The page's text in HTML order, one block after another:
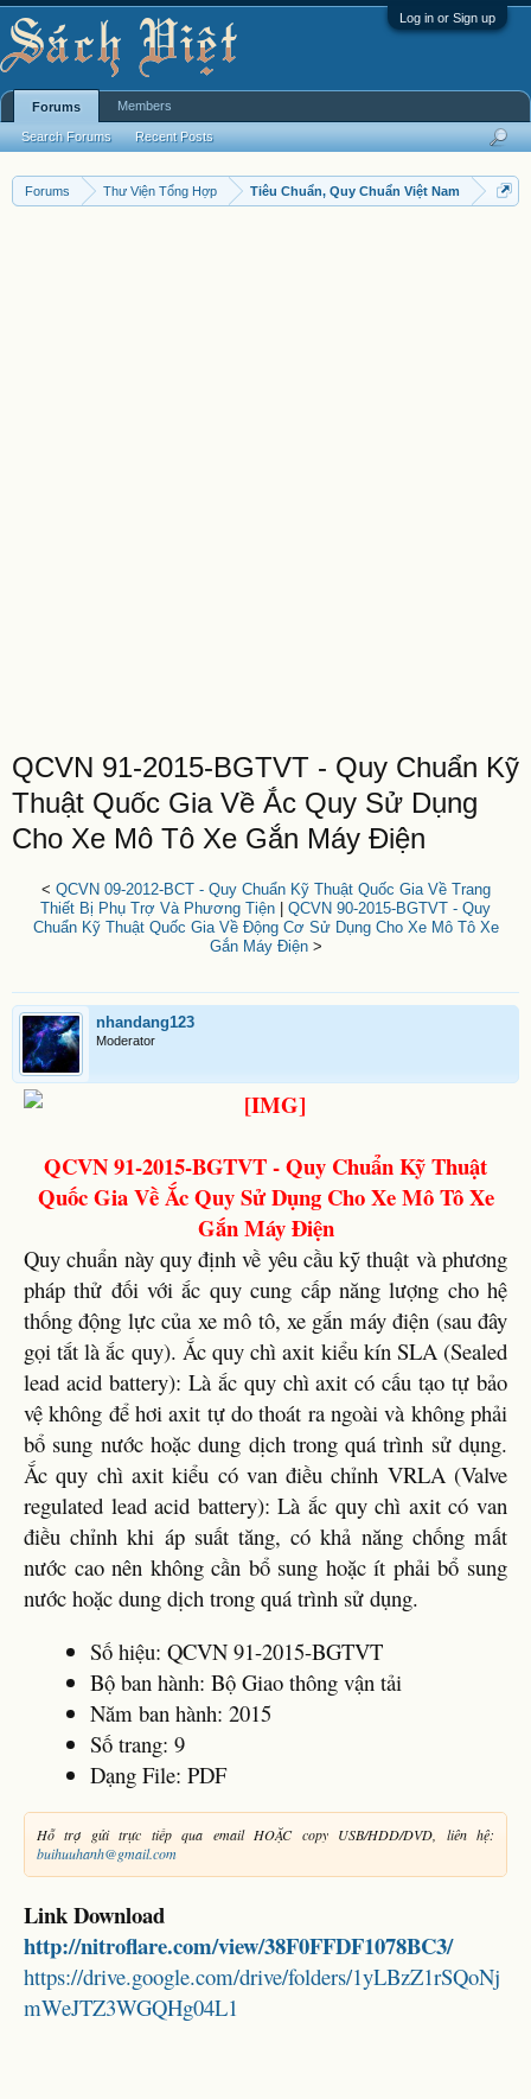
Log in or Sign up
Forums Thư Viện Tổng Hợp Tiêu Chuẩn, Quy Chuẩn Việt Nam
QCVN 91-2015-BGTVT - Quy Chuẩn Kỹ
Thuật Quốc Gia Về Ắc Quy Sử Dụng
Cho Xe Mô Tô Xe Gắn Máy Điện
< QCVN 09-2012-BCT - Quy Chuẩn Kỹ Thuật Quốc Gia Về Trang
Thiết Bị Phụ Trợ Và Phương Tiện
QCVN 90-2015-BGTVT - Quy
Chuẩn Kỹ Thuật Quốc Gia Về Động Cơ Sử Dụng Cho Xe Mô Tô Xe
Gắn Máy Điện>
nhandang123
Moderator
QCVN 91-2015-BGTVT - Quy Chuẩn Kỹ Thuật
Quốc Gia Về Ắc Quy Sử Dụng Cho Xe Mô Tô Xe
Gắn Máy Điện
Quy chuẩn này quy định về yêu cầu kỹ thuật và phương
pháp thử đối với ắc quy cung cấp năng lượng cho hệ
thống động lực của xe mô tô, xe gắn máy điện (sau đây
gọi tắt là ắc quy). Ắc quy chì axit kiểu kín SLA (Sealed
lead acid battery): Là ắc quy chì axit có cấu tạo tự bảo
vệ không để hơi axit tự do thoát ra ngoài và không phải
bổ sung nước hoặc dung dịch trong quá trình sử dụng.
Ắc quy chì axit kiểu có van điều chỉnh VRLA (Valve
regulated lead acid battery): Là ắc quy chì axit có van
điều chỉnh khi áp suất tăng, có khả năng chống mất
nước cao nên không cần bổ sung hoặc ít phải bổ sung
nước hoặc dung dịch trong quá trình sử dụng.
Số hiệu: QCVN 91-2015-BGTVT
Bộ ban hành: Bộ Giao thông vận tải
Năm ban hành: 2015
Số trang: 9
Dạng File: PDF
Hỗ trợ gửi trực tiếp qua email HOẶC copy USB/HDD/DVD, liên hệ:
buihuuhanh@gmail.com
Link Download
http://nitroflare.com/view/38F0FFDF1078BC3/
https://drive.google.com/drive/folders/1yLBzZ1rSQoNj
mWeJTZ3WGQHg04L1
Forums
Search Forums Recent Posts
Members